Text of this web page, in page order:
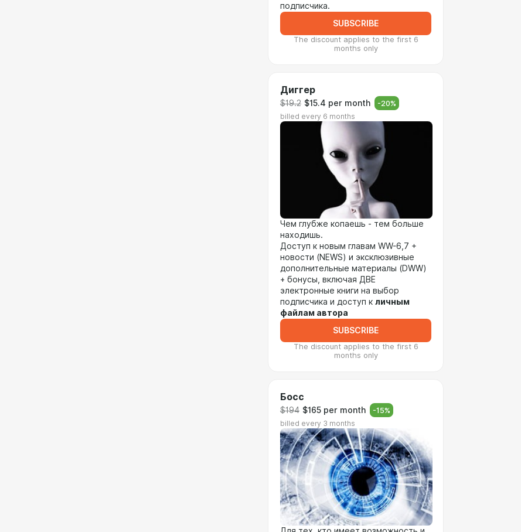
подписчика.
SUBSCRIBE
The discount applies to the first 6
months only
Диггер
$19.2 $15.4 per month -20%
billed every 6 months
Чем глубже копаешь - тем больше
находишь.
Доступ к новым главам WW-6,7 +
новости (NEWS) и эксклюзивные
дополнительные материалы (DWW)
+ бонусы, включая ДВЕ
электронные книги на выбор
подписчика и доступ к личным
файлам автора
SUBSCRIBE
The discount applies to the first 6
months only
Босс
$194 $165 per month -15%
billed every 3 months